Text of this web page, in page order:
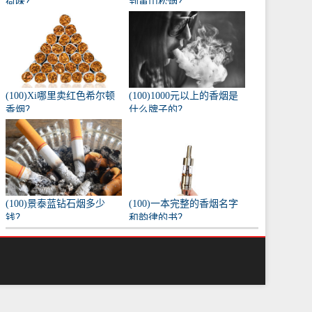
(100)Xi哪里卖红色希尔顿
香烟？
(100)1000元以上的香烟是
什么牌子的？
(100)景泰蓝钻石烟多少
钱？
(100)一本完整的香烟名字
和韵律的书？